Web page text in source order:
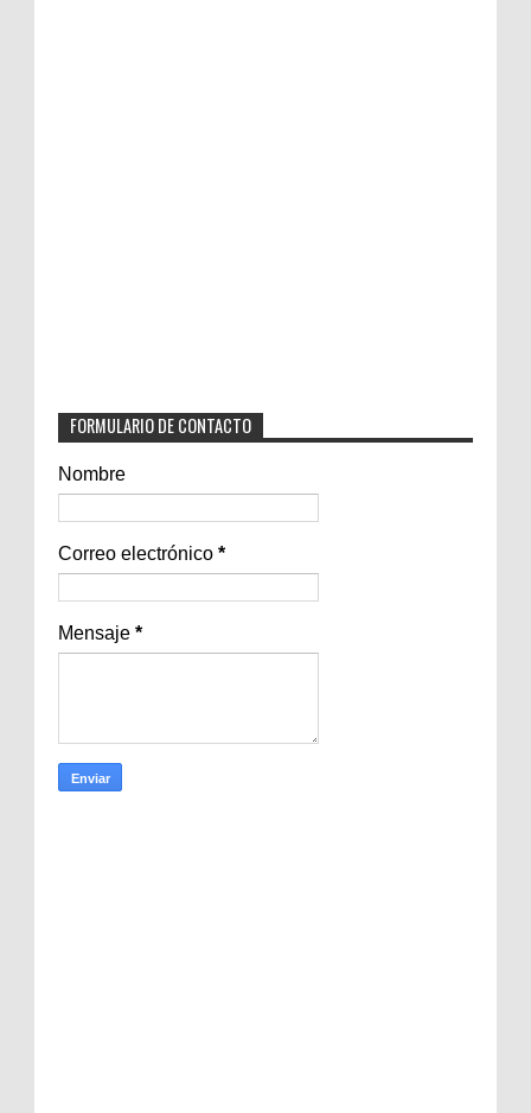
FORMULARIO DE CONTACTO
Nombre
Correo electrónico *
Mensaje *